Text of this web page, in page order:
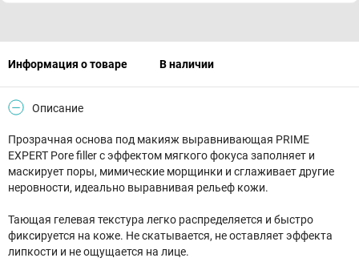
Информация о товаре В наличии
Описание
Прозрачная основа под макияж выравнивающая PRIME
EXPERT Pore filler с эффектом мягкого фокуса заполняет и
маскирует поры, мимические морщинки и сглаживает другие
неровности, идеально выравнивая рельеф кожи.
Тающая гелевая текстура легко распределяется и быстро
фиксируется на коже. Не скатывается, не оставляет эффекта
липкости и не ощущается на лице.